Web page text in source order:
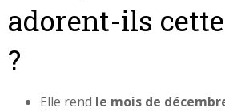
adorent-ils
?
Elle rend le mois de